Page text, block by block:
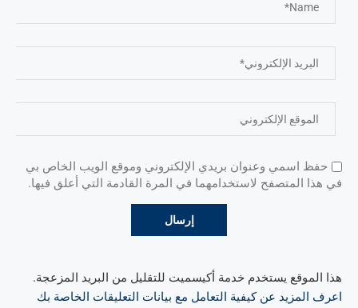
حفظ اسمي وعنوان بريدي الإلكتروني وموقع الويب الخاص بي
في هذا المتصفح لاستخدامهما في المرة القادمة التي أعلق فيها.
هذا الموقع يستخدم خدمة أكيسميت للتقليل من البريد المزعجة.
اعرف المزيد عن كيفية التعامل مع بيانات التعليقات الخاصة بك